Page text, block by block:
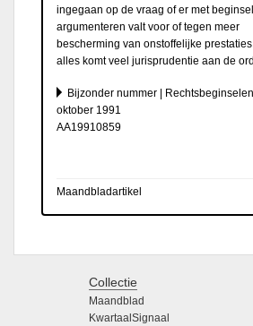
ingegaan op de vraag of er met
argumenteren valt voor of tegen meer
bescherming van onstoffelijke
alles komt veel jurisprudentie aan de
Bijzonder nummer | Rechtsbeginselen
oktober 1991
AA19910859
Maandbladartikel
Collectie
Maandblad
KwartaalSignaal